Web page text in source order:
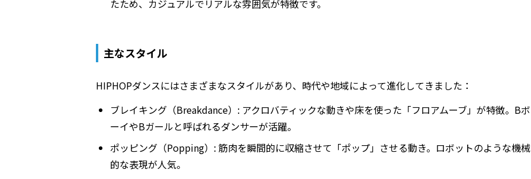
たため、カジュアルでリアルな雰囲気が特徴です。
主なスタイル
HIPHOPダンスにはさまざまなスタイルがあり、時代や地域によって進化してきました：
ブレイキング（Breakdance） : アクロバティックな動きや床を使った「フロアムーブ」が特徴。Bボ
ーイやBガールと呼ばれるダンサーが活躍。
ポッピング（Popping） : 筋肉を瞬間的に収縮させて「ポップ」させる動き。ロボットのような機械
的な表現が人気。